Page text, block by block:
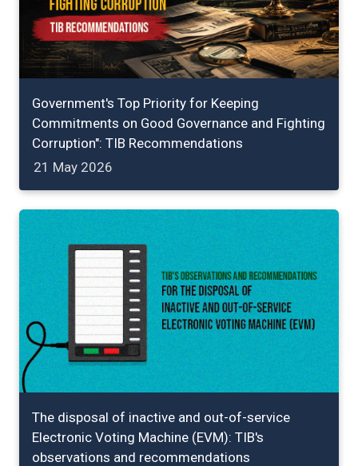
Government's Top Priority for Keeping
Commitments on Good Governance and Fighting
Corruption": TIB Recommendations
21 May 2026
The disposal of inactive and out-of-service
Electronic Voting Machine (EVM): TIB's
observations and recommendations